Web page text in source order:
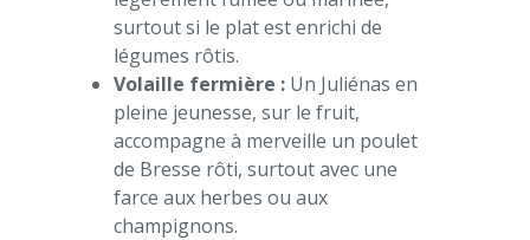
surtout si le plat est enrichi de
légumes rôtis.
Volaille fermière : Un Juliénas en
pleine jeunesse, sur le fruit,
accompagne à merveille un poulet
de Bresse rôti, surtout avec une
farce aux herbes ou aux
champignons.